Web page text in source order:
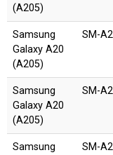
(A205)
Samsung
Galaxy A20
(A205)
SM-
Samsung
Galaxy A20
(A205)
SM-
Samsung
SM-